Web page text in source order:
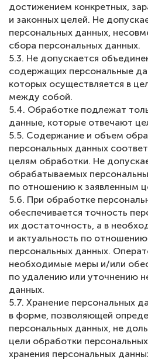
достижением конкретных,
и законных целей. Не
персональных данных,
сбора персональных данных.
5.3. Не допускается
содержащих персональные
которых осуществляется в
между собой.
5.4. Обработке подлежат
данные, которые отвечают
5.5. Содержание и объем
персональных данных
целям обработки. Не
обрабатываемых
по отношению к заявленным
5.6. При обработке
обеспечивается точность
их достаточность, а в
и актуальность по
персональных данных.
необходимые меры и/или
по удалению или уточнению
данных.
5.7. Хранение персональных
в форме, позволяющей
персональных данных, не
цели обработки
хранения персональных